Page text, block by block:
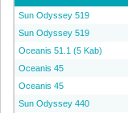
Sun Odyssey 519
Sun Odyssey 519
Oceanis 51.1 (5 Kab)
Oceanis 45
Oceanis 45
Sun Odyssey 440